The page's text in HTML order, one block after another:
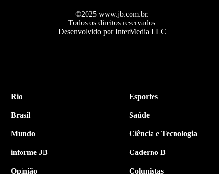
©2025 www.jb.com.br.
Todos os direitos reservados
Desenvolvido por InterMedia LLC
Rio
Brasil
Mundo
informe JB
Opinião
Esportes
Saúde
Ciência e Tecnologia
Caderno B
Colunistas